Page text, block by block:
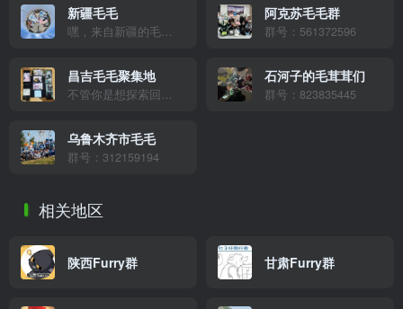
新疆毛毛
嘿，来自新疆的毛球们、来新疆撒欢的兽圈伙伴！这里有在天山脚下打滚、在草原风里晃尾巴的同好～不管你是土生土长的新疆崽，还是来打卡雪山湖泊的旅行者，都能在这里唠毛毛、分享新疆美食美景！快加入我们，一起在这片热情土地上贴贴～
阿克苏毛毛群
群号：561372596
昌吉毛毛聚集地
不管你是想探索回民小吃街的地道风味，打卡头屯河景观带的风光，还是想逛新汇嘉解锁年轻人的潮流玩法，都欢迎来这儿唠嗑贴贴！我们可以在人民公园晒着太阳撸毛，也能一起逛吃逛玩嗨不停。这里是所有爱昌吉、爱毛茸茸的伙伴的快乐窝，不管是本地常驻还是远道而来，加入就是一家人～
石河子的毛茸茸们
群号：823835445
乌鲁木齐市毛毛
群号：312159194
相关地区
陕西Furry群 甘肃Furry群